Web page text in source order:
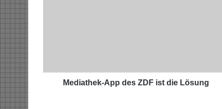
k
Mediathek-App des ZDF ist die Lösung